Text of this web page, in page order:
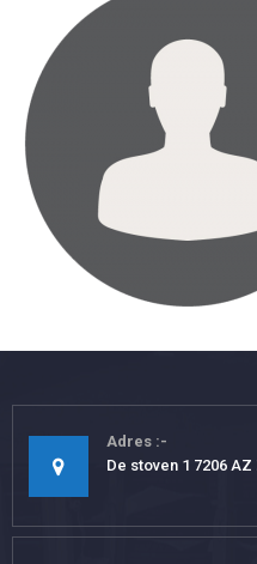
Adres
De stoven 1 7206